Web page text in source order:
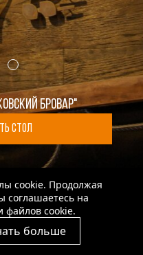
Бровар"
и безалкогольные напитки.
стол
cookie. Продолжая
соглашаетесь на
файлов cookie.
больше